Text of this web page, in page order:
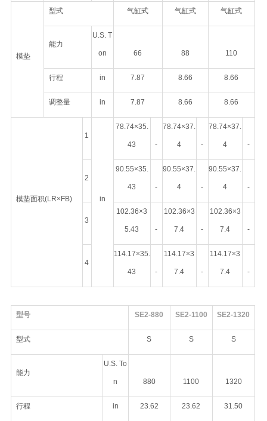
模垫
型式 气缸式 气缸式 气缸式
能力
U.S. T
on 66 88 110
行程 in 7.87 8.66 8.66
调整量 in 7.87 8.66 8.66
模垫面积(LR×FB)
1
in
78.74×35.
43 -
78.74×37.
4 -
78.74×37.
4 -
2
90.55×35.
43 -
90.55×37.
4 -
90.55×37.
4 -
3
102.36×3
5.43 -
102.36×3
7.4 -
102.36×3
7.4 -
4
114.17×35.
43 -
114.17×3
7.4 -
114.17×3
7.4 -
型号 SE2-880 SE2-1100 SE2-1320
型式 S S S
能力
U.S. To
n 880 1100 1320
行程 in 23.62 23.62 31.50